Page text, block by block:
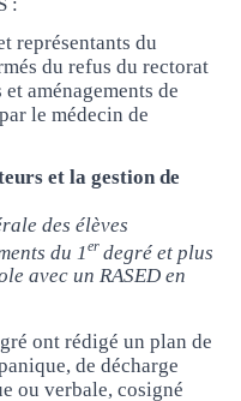
représentants du
du refus du rectorat
aménagements de
le médecin de
et la gestion de
des élèves
du 1er degré et plus
avec un RASED en
ont rédigé un plan de
de décharge
ou verbale, cosigné